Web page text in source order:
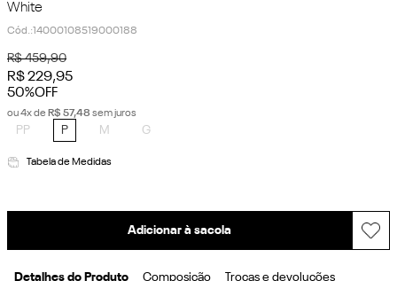
White
Cód.:14000108519000188
R$ 459,90
R$229,95
50%OFF
ou4x de R$ 57,48 sem juros
PP P M G
Tabela de Medidas
Adicionar à sacola
Detalhes do Produto Composição Trocas e devoluções